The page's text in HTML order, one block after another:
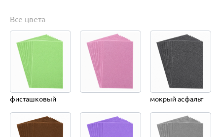
Все цвета
фисташковый мокрый асфальт